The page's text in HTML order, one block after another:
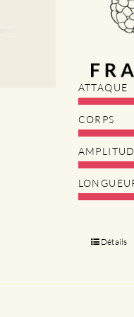
ATTAQUE
CORPS
Détails